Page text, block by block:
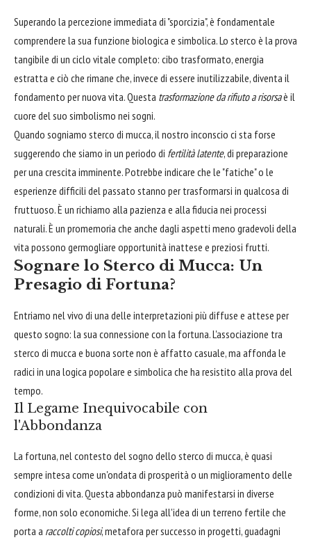
Superando la percezione immediata di "sporcizia", è fondamentale
comprendere la sua funzione biologica e simbolica. Lo sterco è la prova
tangibile di un ciclo vitale completo: cibo trasformato, energia
estratta e ciò che rimane che, invece di essere inutilizzabile, diventa il
fondamento per nuova vita. Questa trasformazione da rifiuto a risorsaè il
cuore del suo simbolismo nei sogni.
Quando sogniamo sterco di mucca, il nostro inconscio ci sta forse
suggerendo che siamo in un periodo di fertilità latente, di preparazione
per una crescita imminente. Potrebbe indicare che le "fatiche" o le
esperienze difficili del passato stanno per trasformarsi in qualcosa di
fruttuoso. È un richiamo alla pazienza e alla fiducia nei processi
naturali. È un promemoria che anche dagli aspetti meno gradevoli della
vita possono germogliare opportunità inattese e preziosi frutti.
Sognare lo Sterco di Mucca: Un
Presagio di Fortuna?
Entriamo nel vivo di una delle interpretazioni più diffuse e attese per
questo sogno: la sua connessione con la fortuna. L'associazione tra
sterco di mucca e buona sorte non è affatto casuale, ma affonda le
radici in una logica popolare e simbolica che ha resistito alla prova del
tempo.
Il Legame Inequivocabile con
l'Abbondanza
La fortuna, nel contesto del sogno dello sterco di mucca, è quasi
sempre intesa come un'ondata di prosperità o un miglioramento delle
condizioni di vita. Questa abbondanza può manifestarsi in diverse
forme, non solo economiche. Si lega all'idea di un terreno fertile che
porta a raccolti copiosi, metafora per successo in progetti, guadagni